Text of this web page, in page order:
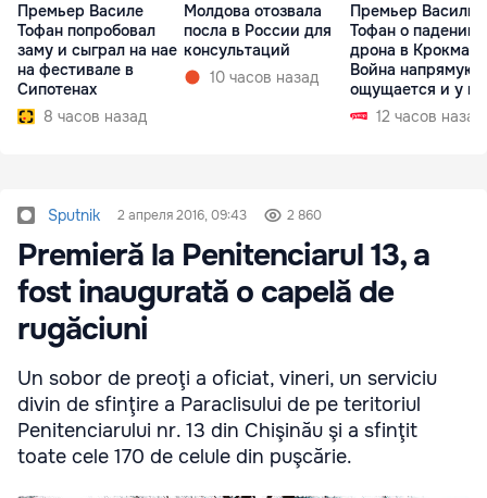
Премьер Василе
Тофан попробовал
заму и сыграл на нае
на фестивале в
Сипотенах
8 часов назад
Молдова отозвала
посла в России для
консультаций
10 часов назад
Премьер Василий
Тофан о падении
дрона в
Война напрямую
ощущается и у
12 часов назад
Sputnik 2 апреля 2016, 09:43 2 860
Premieră la Penitenciarul 13, a
fost inaugurată o capelă de
rugăciuni
Un sobor de preoţi a oficiat, vineri, un serviciu
divin de sfinţire a Paraclisului de pe teritoriul
Penitenciarului nr. 13 din Chişinău şi a sfinţit
toate cele 170 de celule din puşcărie.